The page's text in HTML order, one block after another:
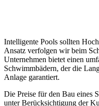
Intelligente Pools sollten
Ansatz verfolgen wir beim
Unternehmen bietet einen
Schwimmbädern, der die
Anlage garantiert.
Die Preise für den Bau eines
unter Berücksichtigung der